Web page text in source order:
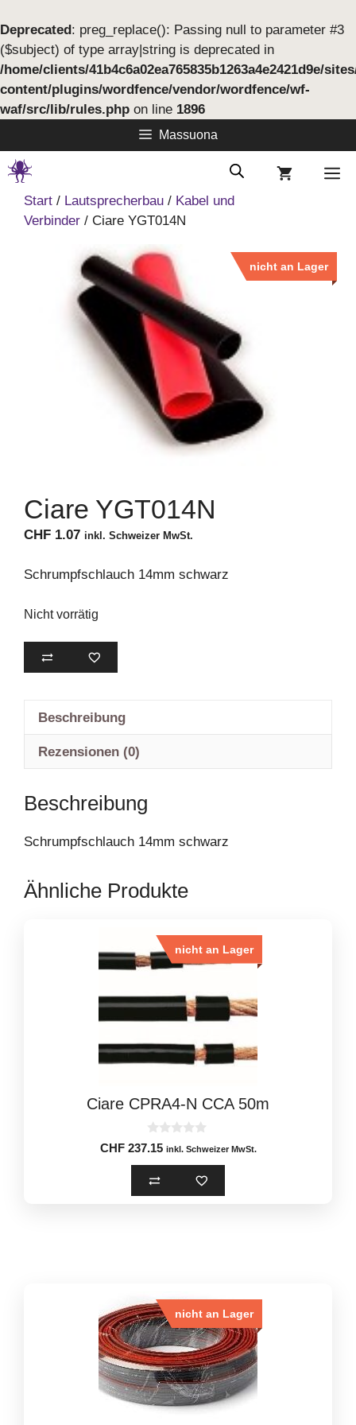
Deprecated: preg_replace(): Passing null to parameter #3
($subject) of type array|string is deprecated in
/home/clients/41b4c6a02ea765835b1263a4e2421d9e/
content/plugins/wordfence/vendor/wordfence/wf-
waf/src/lib/rules.php on line 1896
zum
Inhalt
Massuona
Start / Lautsprecherbau / Kabel und
Verbinder / Ciare YGT014N
nicht an Lager
Ciare YGT014N
CHF 1.07 inkl. Schweizer MwSt.
Schrumpfschlauch 14mm schwarz
Nicht vorrätig
Beschreibung
Rezensionen (0)
Beschreibung
Schrumpfschlauch 14mm schwarz
Ähnliche Produkte
nicht an Lager
Ciare CPRA4-N CCA 50m
0
o
u
t
o
f
CHF237.15 inkl. Schweizer MwSt.
nicht an Lager